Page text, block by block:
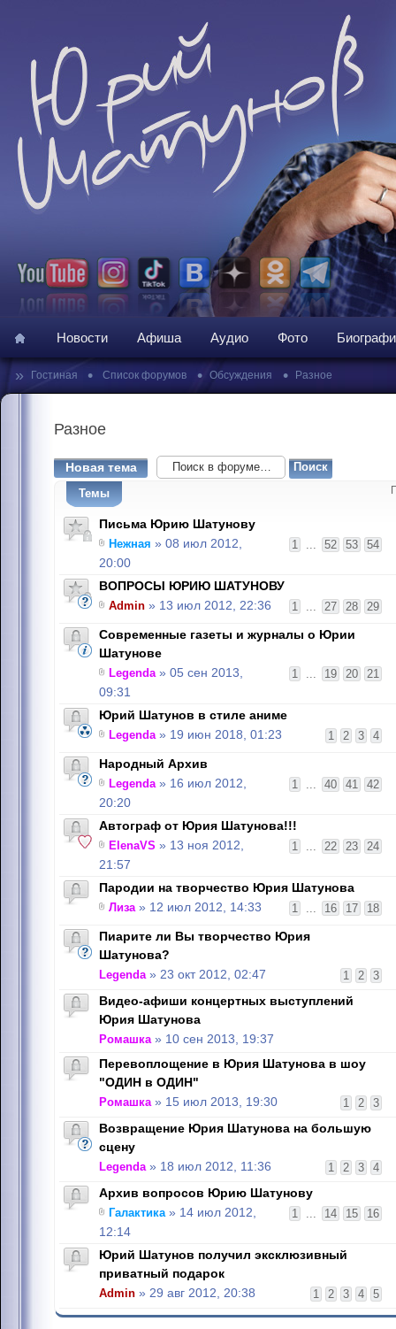
Новости Афиша Аудио Фото
» Гостиная • Список форумов • Обсуждения • Разное
Разное
Новая тема
Темы
Письма Юрию Шатунову
1 ... 52 53 54
Нежная » 08 июл 2012,
20:00
ВОПРОСЫ ЮРИЮ ШАТУНОВУ
1 ... 27 28 29
Admin » 13 июл 2012, 22:36
Современные газеты и журналы о Юрии
Шатунове
1 ... 19 20 21
Legenda» 05 сен 2013,
09:31
Юрий Шатунов в стиле аниме
1 2 3 4
Legenda» 19 июн 2018, 01:23
Народный Архив
1 ... 40 41 42
Legenda» 16 июл 2012,
20:20
Автограф от Юрия Шатунова!!!
1 ... 22 23 24
ElenaVS » 13 ноя 2012,
21:57
Пародии на творчество Юрия Шатунова
1 ... 16 17 18
Лиза» 12 июл 2012, 14:33
Пиарите ли Вы творчество Юрия
Шатунова?
1 2 3
Legenda» 23 окт 2012, 02:47
Видео-афиши концертных выступлений
Юрия Шатунова
Ромашка» 10 сен 2013, 19:37
Перевоплощение в Юрия Шатунова в шоу
"ОДИН в ОДИН"
1 2 3
Ромашка» 15 июл 2013, 19:30
Возвращение Юрия Шатунова на большую
сцену
1 2 3 4
Legenda» 18 июл 2012, 11:36
Архив вопросов Юрию Шатунову
1 ... 14 15 16
Галактика» 14 июл 2012,
12:14
Юрий Шатунов получил эксклюзивный
приватный подарок
1 2 3 4 5
Admin » 29 авг 2012, 20:38